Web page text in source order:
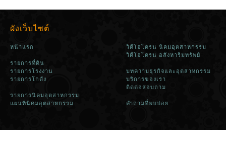
ผังเว็บไซต์
หน้าแรก
รายการที่ดิน
รายการโรงงาน
รายการโกดัง
รายการนิคมอุตสาหกรรม
แผนที่นิคมอุตสาหกรรม
วิดีโอโดรน นิคมอุตสาหกรรม
วิดีโอโดรน อสังหาริมทรัพย์
บทความธุรกิจและอุตสาหกรรม
บริการของเรา
ติดต่อสอบถาม
คำถามที่พบบ่อย